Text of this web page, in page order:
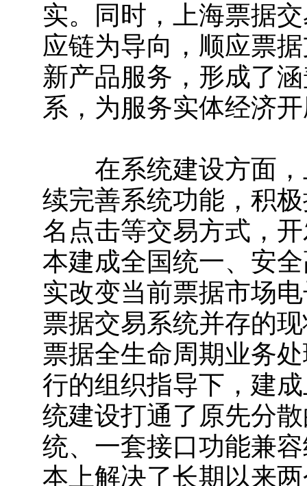
实。同时，上海票据
应链为导向，顺应票
新产品服务，形成了
系，为服务实体经济
在系统建设方面，
续完善系统功能，积
名点击等交易方式，
本建成全国统一、安
实改变当前票据市场
票据交易系统并存的
票据全生命周期业务
行的组织指导下，建
统建设打通了原先分
统、一套接口功能兼
本上解决了长期以来